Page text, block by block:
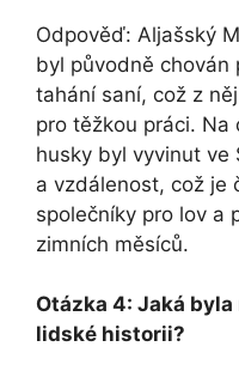
Odpověď: Aljašský
byl původně chován
tahání saní, což z
pro těžkou práci.
husky byl vyvinut ve
a vzdálenost, což je
společníky pro lov a
zimních měsíců.
Otázka 4: Jaká
lidské historii?